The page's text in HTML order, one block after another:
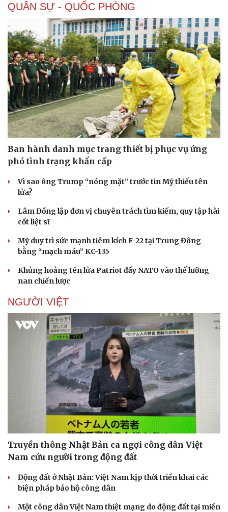
Nam khoa
Phòng mạch online
Ăn sạch sống khỏe
QUÂN SỰ - QUỐC PHÒNG
Ban hành danh mục trang thiết bị phục vụ ứng
phó tình trạng khẩn cấp
Vì sao ông Trump “nóng mặt” trước tin Mỹ thiếu tên
lửa?
Lâm Đồng lập đơn vị chuyên trách tìm kiếm, quy tập hài
cốt liệt sĩ
Mỹ duy trì sức mạnh tiêm kích F-22 tại Trung Đông
bằng “mạch máu” KC-135
Khủng hoảng tên lửa Patriot đẩy NATO vào thế lưỡng
nan chiến lược
NGƯỜI VIỆT
Truyền thông Nhật Bản ca ngợi công dân Việt
Nam cứu người trong động đất
Động đất ở Nhật Bản: Việt Nam kịp thời triển khai các
biện pháp bảo hộ công dân
Một công dân Việt Nam thiệt mạng do động đất tại miền